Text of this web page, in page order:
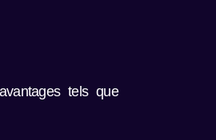
tels que